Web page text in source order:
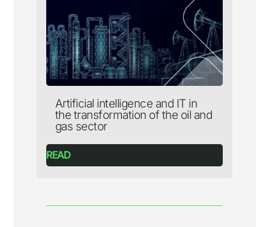
Artificial intelligence and IT in
the transformation of the oil and
gas sector
READ